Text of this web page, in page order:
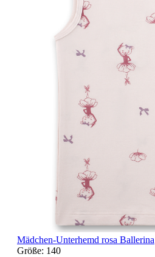
Mädchen-Unterhemd rosa Ballerina
Größe: 140